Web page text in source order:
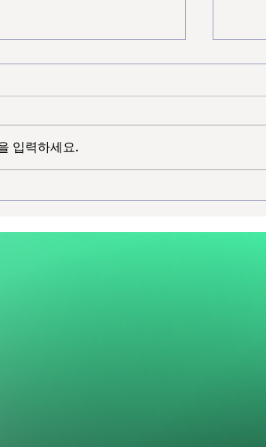
' 진행 — [청년무역 사관학
전시
입력하세요.